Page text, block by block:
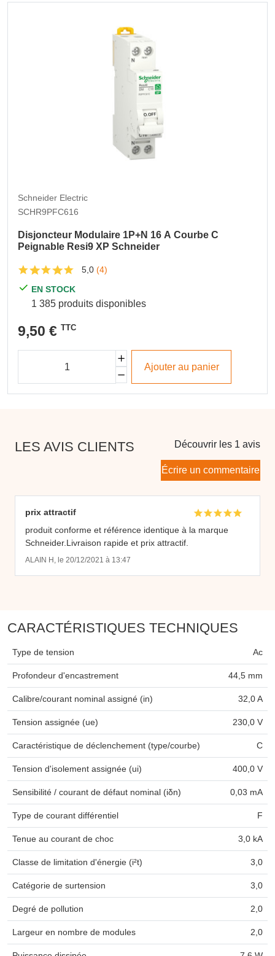
Schneider Electric
SCHR9PFC616
Disjoncteur Modulaire 1P+N 16 A Courbe C
Peignable Resi9 XP Schneider
5,0 (4)
EN STOCK
1 385 produits disponibles
9,50 € TTC
Ajouter au panier
LES AVIS CLIENTS Découvrir les 1 avis
Écrire un commentaire
prix attractif
produit conforme et référence identique à la marque
Schneider.Livraison rapide et prix attractif.
ALAIN H, le 20/12/2021 à 13:47
CARACTÉRISTIQUES TECHNIQUES
Type de tension Ac
Profondeur d'encastrement 44,5 mm
Calibre/courant nominal assigné (in) 32,0 A
Tension assignée (ue) 230,0 V
Caractéristique de déclenchement (type/courbe) C
Tension d'isolement assignée (ui) 400,0 V
Sensibilité / courant de défaut nominal (iδn) 0,03 mA
Type de courant différentiel F
Tenue au courant de choc 3,0 kA
Classe de limitation d'énergie (i²t) 3,0
Catégorie de surtension 3,0
Degré de pollution 2,0
Largeur en nombre de modules 2,0